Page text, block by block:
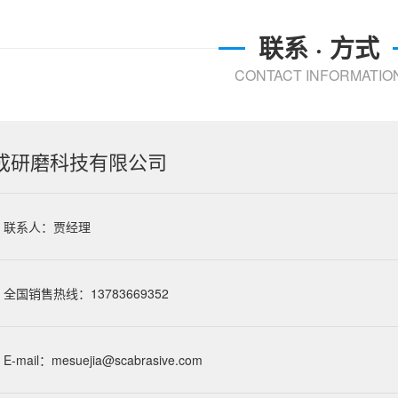
联系 · 方式
CONTACT
研磨科技有限公司
联系人：贾经理
全国销售热线：13783669352
E-mail： mesuejia@scabrasive.com